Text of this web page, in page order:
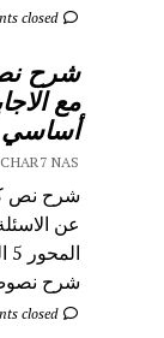
Comments closed
شرح
مع
أساسي
NAS
شرح نص
عن
شرح
Comments closed